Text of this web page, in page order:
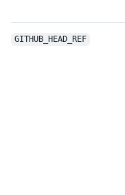
GITHUB_HEAD_REF